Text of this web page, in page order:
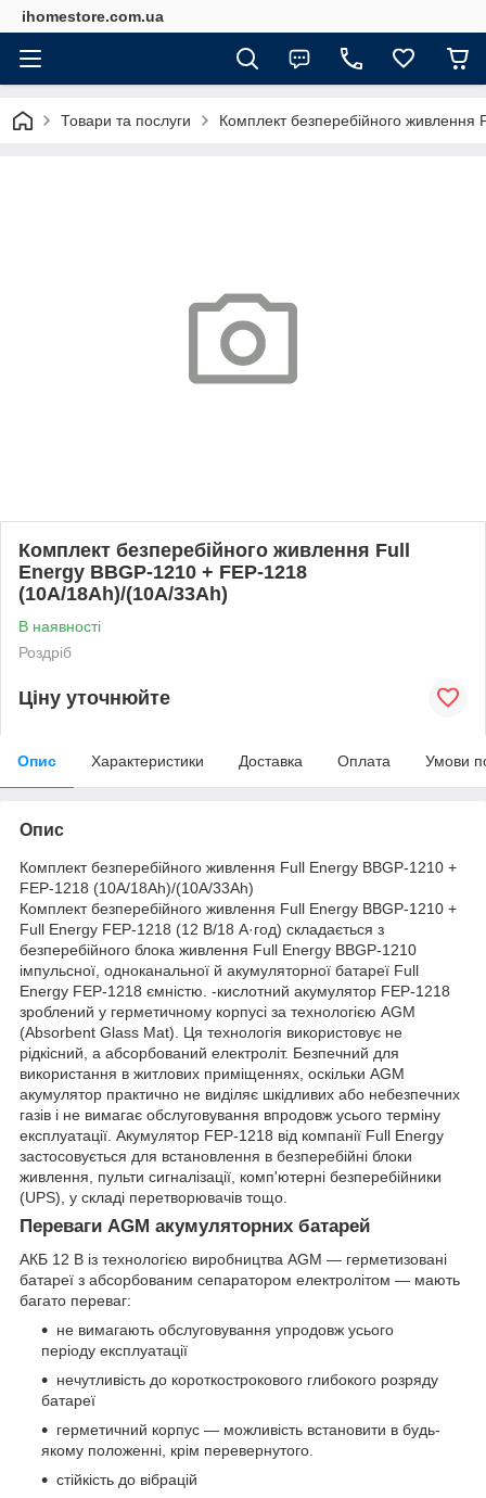
ihomestore.com.ua
Товари та послуги Комплект безперебійного
Комплект безперебійного живлення Full
Energy BBGP-1210 + FEP-1218
(10А/18Ah)/(10A/33Ah)
В наявності
Роздріб
Ціну уточнюйте
Опис Характеристики Доставка Оплата Умови
Опис
Комплект безперебійного живлення Full Energy BBGP-1210 +
FEP-1218 (10А/18Ah)/(10A/33Ah)
Комплект безперебійного живлення Full Energy BBGP-1210 +
Full Energy FEP-1218 (12 В/18 А·год) складається з
безперебійного блока живлення Full Energy BBGP-1210
імпульсної, одноканальної й акумуляторної батареї Full
Energy FEP-1218 ємністю. -кислотний акумулятор FEP-1218
зроблений у герметичному корпусі за технологією AGM
(Absorbent Glass Mat). Ця технологія використовує не
рідкісний, а абсорбований електроліт. Безпечний для
використання в житлових приміщеннях, оскільки AGM
акумулятор практично не виділяє шкідливих або небезпечних
газів і не вимагає обслуговування впродовж усього терміну
експлуатації. Акумулятор FEP-1218 від компанії Full Energy
застосовується для встановлення в безперебійні блоки
живлення, пульти сигналізації, комп'ютерні безперебійники
(UPS), у складі перетворювачів тощо.
Переваги AGM акумуляторних батарей
АКБ 12 В із технологією виробництва AGM — герметизовані
батареї з абсорбованим сепаратором електролітом — мають
багато переваг:
не вимагають обслуговування упродовж усього
періоду експлуатації
нечутливість до короткострокового глибокого розряду
батареї
герметичний корпус — можливість встановити в будь-
якому положенні, крім перевернутого.
стійкість до вібрацій